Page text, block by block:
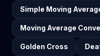
Simple Moving
Moving Average
Golden Cross